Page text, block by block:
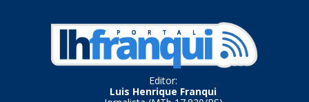
Editor:
Luis Henrique Franqui